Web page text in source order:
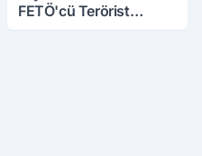
FETÖ'cü Terörist